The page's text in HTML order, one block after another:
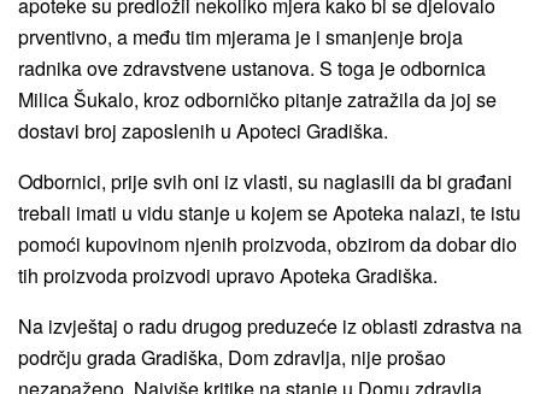
prventivno, a među tim mjerama je i smanjenje broja
radnika ove zdravstvene ustanova. S toga je odbornica
Milica Šukalo, kroz odborničko pitanje zatražila da joj se
dostavi broj zaposlenih u Apoteci Gradiška.
Odbornici, prije svih oni iz vlasti, su naglasili da bi građani
trebali imati u vidu stanje u kojem se Apoteka nalazi, te istu
pomoći kupovinom njenih proizvoda, obzirom da dobar dio
tih proizvoda proizvodi upravo Apoteka Gradiška.
Na izvještaj o radu drugog preduzeće iz oblasti zdrastva na
podrčju grada Gradiška, Dom zdravlja, nije prošao
nezapaženo. Najviše kritike na stanje u Domu zdravlja